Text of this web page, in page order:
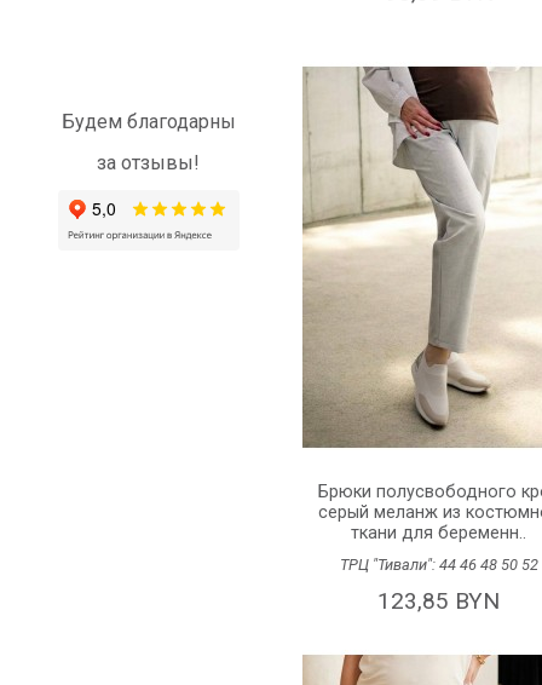
Будем благодарны
за отзывы!
Брюки полусвободного
серый меланж из
ткани для беременн..
ТРЦ "Тивали": 44 46 48 50 52
123,85 BYN